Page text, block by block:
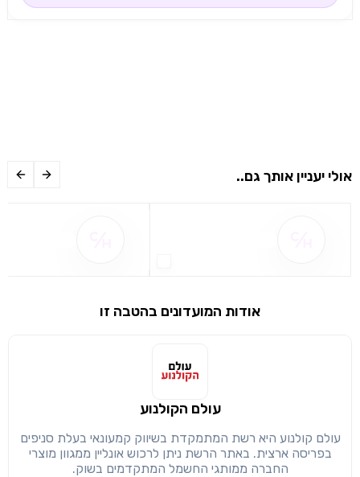
אולי יעניין אותך גם..
אודות המועדונים בהטבה זו
עולם הקולנוע
עולם קולנוע היא רשת המתמקדת בשיווק קמעונאי בעלת סניפים
בפריסה ארצית. באתר הרשת ניתן לרכוש אונליין ממגוון מוצרי
החברה ממותגי החשמל המתקדמים בשוק.